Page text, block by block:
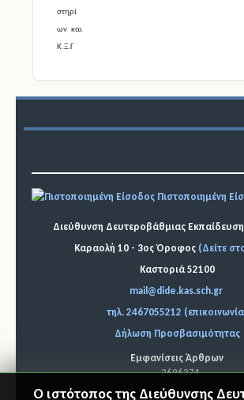
Πιστοποιημένη
Διεύθυνση Δευτεροβάθμιας
Καραολή 10 - 3ος Όροφος (Δείτε
Καστοριά 52100
mail@dide.kas.sch.gr
τηλ. 2467055212
Δήλωση Προσβασιμότητας
Εμφανίσεις Άρθρων
2696274
Ο ιστότοπος της Διεύθυνσης